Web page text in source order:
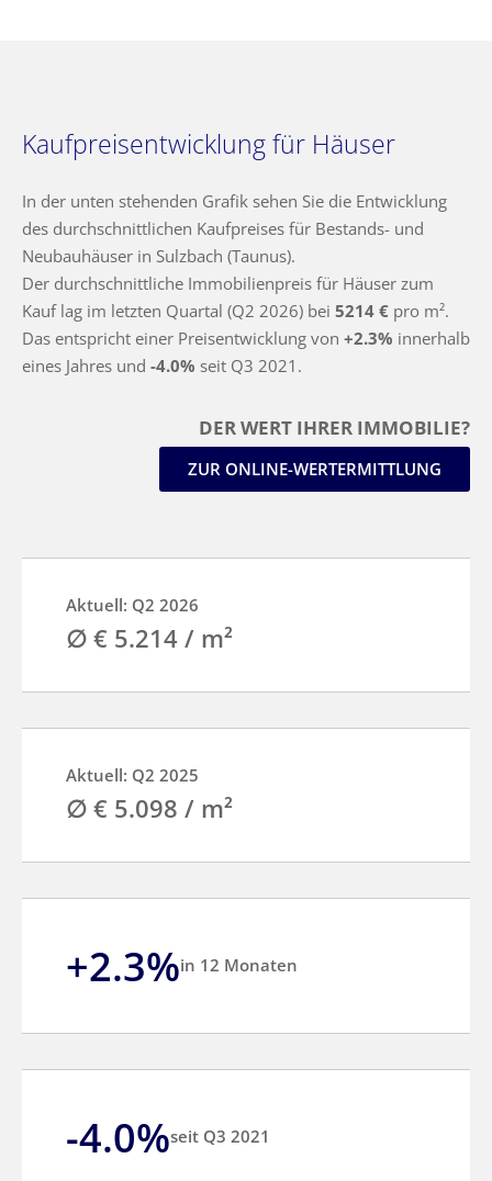
Kaufpreisentwicklung für Häuser
In der unten stehenden Grafik sehen Sie die Entwicklung
des durchschnittlichen Kaufpreises für Bestands- und
Neubauhäuser in Sulzbach (Taunus).
Der durchschnittliche Immobilienpreis für Häuser zum
Kauf lag im letzten Quartal (Q2 2026) bei 5214 € pro m².
Das entspricht einer Preisentwicklung von +2.3% innerhalb
eines Jahres und -4.0% seit Q3 2021.
DER WERT IHRER IMMOBILIE?
ZUR ONLINE-WERTERMITTLUNG
Aktuell: Q2 2026
∅ € 5.214 / m²
Aktuell: Q2 2025
∅ € 5.098 / m²
+2.3%in 12 Monaten
-4.0%seit Q3 2021